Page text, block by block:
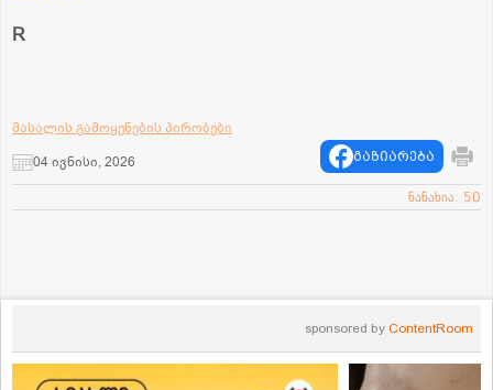
R
მასალის გამოყენების პირობები
04 ივნისი, 2026
გაზიარება
ნანახია: 50
sponsored by ContentRoom